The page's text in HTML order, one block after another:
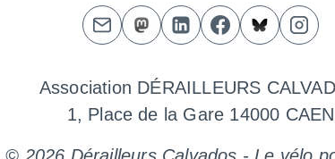
Association DÉRAILLEURS
1, Place de la Gare 14000 CAEN